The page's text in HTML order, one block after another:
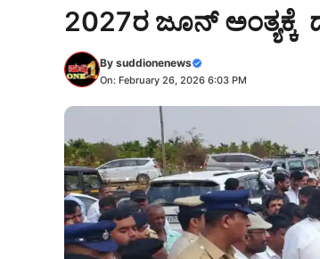
2027ರ ಜೂನ್ ಅಂತ್ಯಕ್ಕೆ
By suddionenews
On: February 26, 2026 6:03 PM